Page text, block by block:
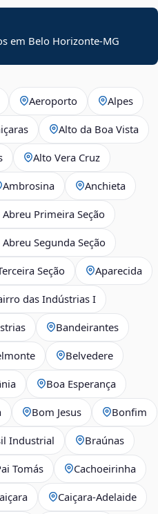
em Belo Horizonte-MG
Aeroporto Alpes
Alto da Boa Vista
Alto Vera Cruz
Ambrosina Anchieta
Primeira Seção
Segunda Seção
Seção Aparecida
das Indústrias I
Bandeirantes
Belvedere
Boa Esperança
Bom Jesus Bonfim
Industrial Braúnas
Tomás Cachoeirinha
Caiçara-Adelaide